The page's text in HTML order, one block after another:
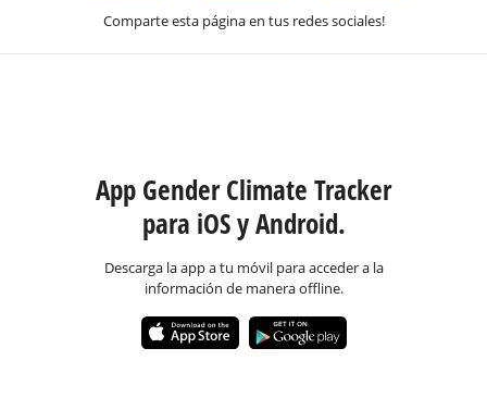
Comparte esta página en tus redes sociales!
App Gender Climate Tracker
para iOS y Android.
Descarga la app a tu móvil para acceder a la
información de manera offline.